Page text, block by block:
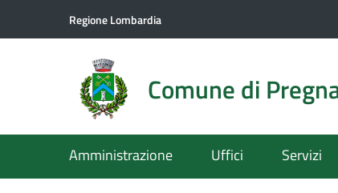
Regione Lombardia
Comune di
Amministrazione Uffici Servizi